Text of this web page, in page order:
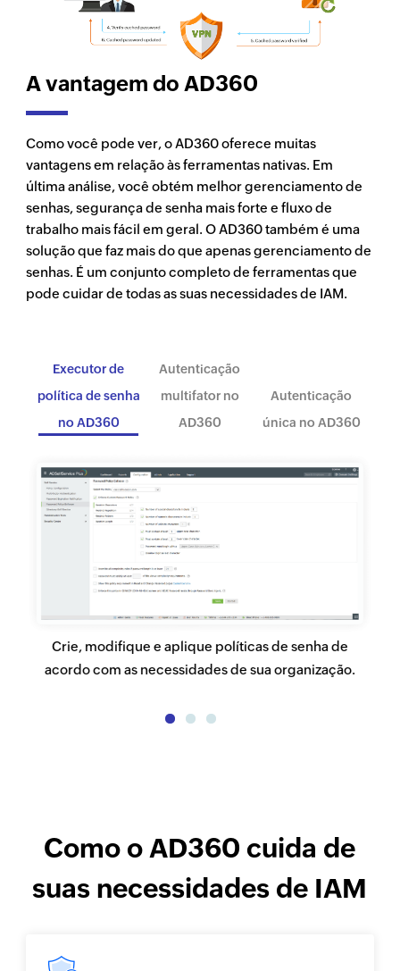
A vantagem do AD360
Como você pode ver, o AD360 oferece muitas
vantagens em relação às ferramentas nativas. Em
última análise, você obtém melhor gerenciamento de
senhas, segurança de senha mais forte e fluxo de
trabalho mais fácil em geral. O AD360 também é uma
solução que faz mais do que apenas gerenciamento de
senhas. É um conjunto completo de ferramentas que
pode cuidar de todas as suas necessidades de IAM.
Executor de
política de senha
no AD360
Autenticação
multifator no
AD360
Autenticação
única no AD360
Crie, modifique e aplique políticas de senha de
acordo com as necessidades de sua organização.
Como o AD360 cuida de
suas necessidades de IAM